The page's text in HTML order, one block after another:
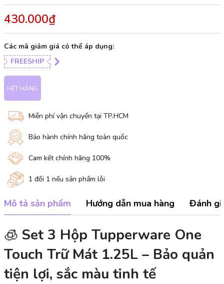
430.000₫
Các mã giảm giá có thể áp dụng:
FREESHIP
HẾT HÀNG
Miễn phí vận chuyển tại TP.HCM
Bảo hành chính hãng toàn quốc
Cam kết chính hãng 100%
1 đổi 1 nếu sản phẩm lỗi
Mô tả sản phẩm Hướng dẫn mua hàng Đánh
🧊 Set 3 Hộp Tupperware One
Touch Trữ Mát 1.25L – Bảo quản
tiện lợi, sắc màu tinh tế